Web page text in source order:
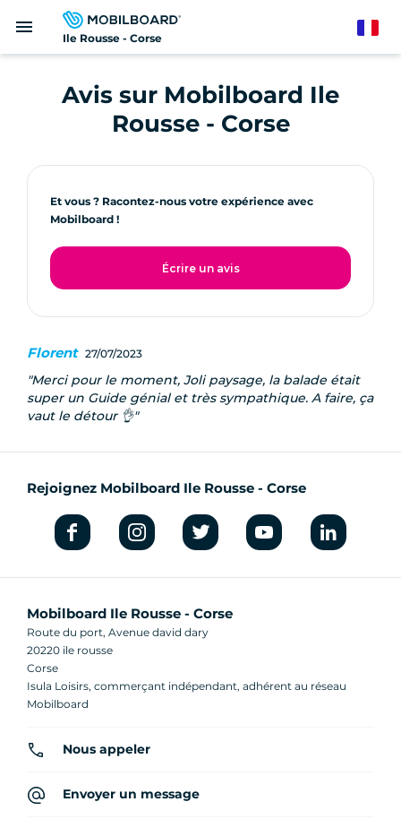
Ile Rousse - Corse
menu
Avis sur Mobilboard Ile
Rousse - Corse
Et vous ? Racontez-nous votre expérience avec
Mobilboard !
Écrire un avis
Florent 27/07/2023
Merci pour le moment, Joli paysage, la balade était
super un Guide génial et très sympathique. A faire, ça
vaut le détour 👌
Rejoignez Mobilboard Ile Rousse - Corse
Mobilboard Ile Rousse - Corse
Route du port, Avenue david dary
20220 ile rousse
Corse
Isula Loisirs, commerçant indépendant, adhérent au réseau
Mobilboard
Nous appeler
Envoyer un message